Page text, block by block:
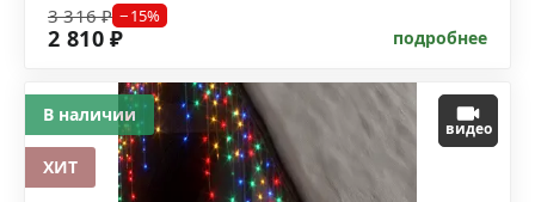
3 316 ₽ −15%
2 810 ₽ подробнее
видео
В наличии
ХИТ